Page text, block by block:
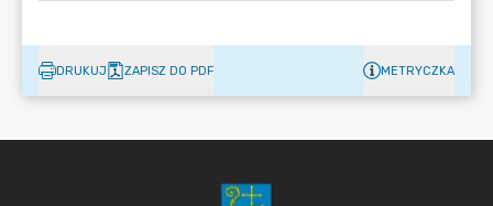
DRUKUJ ZAPISZ DO PDF METRYCZKA